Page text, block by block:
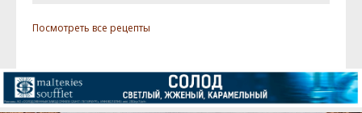
Авангард (Vanguard)
White Labs - German Ale/ Kölsch
Yeast WLP029
Посмотреть все рецепты